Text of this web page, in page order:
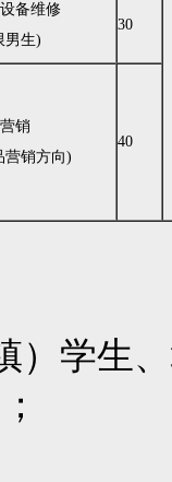
备维修
男生)
30
销
营销方向)
40
学生